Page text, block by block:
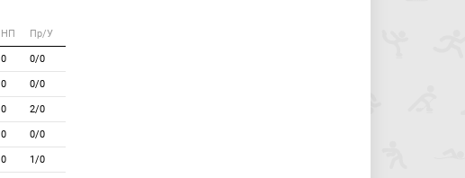
НП Пр/У
0 0/0
0 0/0
0 2/0
0 0/0
0 1/0